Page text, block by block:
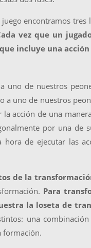
juego encontramos tres
vez que un
incluye una
uno de nuestros
a uno de nuestros
la acción de una
por una de
de ejecutar las
de la
Para
la loseta de
una
formación.